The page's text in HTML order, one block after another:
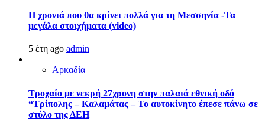
Η χρονιά που θα κρίνει πολλά για τη Μεσσηνία -Τα
μεγάλα στοιχήματα (video)
5 έτη ago admin
Αρκαδία
Τροχαίο με νεκρή 27χρονη στην παλαιά εθνική οδό
“Τρίπολης – Καλαμάτας – Το αυτοκίνητο έπεσε πάνω σε
στύλο της ΔΕΗ